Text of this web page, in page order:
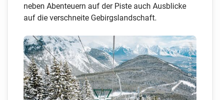
neben Abenteuern auf der Piste auch Ausblicke
auf die verschneite Gebirgslandschaft.
© Mike Seehagel